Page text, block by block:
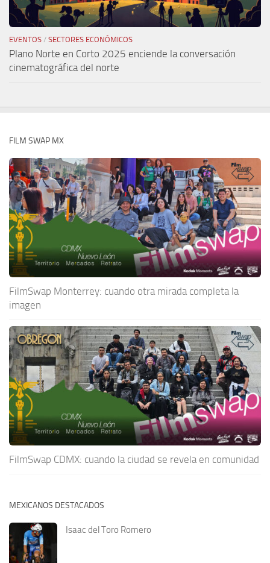
EVENTOS / SECTORES ECONÓMICOS
Plano Norte en Corto 2025 enciende la conversación
cinematográfica del norte
FILM SWAP MX
FilmSwap Monterrey: cuando otra mirada completa la
imagen
FilmSwap CDMX: cuando la ciudad se revela en comunidad
MEXICANOS DESTACADOS
Isaac del Toro Romero